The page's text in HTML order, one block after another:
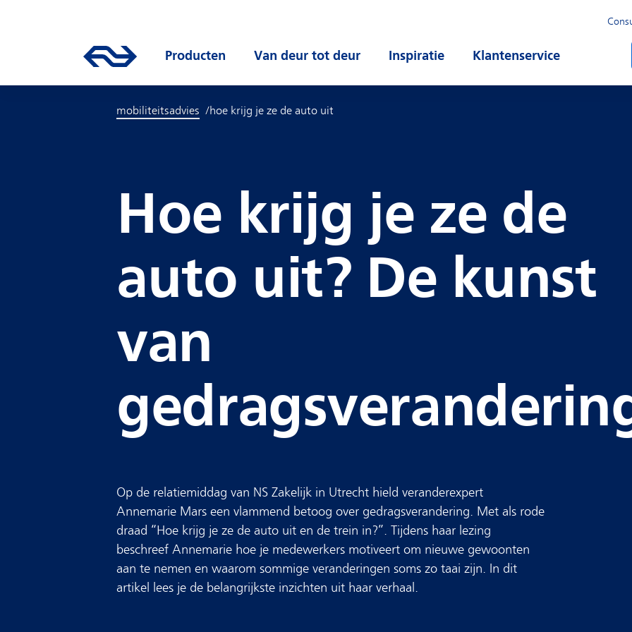
Ga naar de homepage van ns.nl
Producten Open submenu
Van deur tot deur Open submenu
Inspiratie Open submenu
Klantenservice
mobiliteitsadvies hoe krijg je ze de auto uit
Hoe krijg je ze de
auto uit? De kunst
van
Op de relatiemiddag van NS Zakelijk in Utrecht hield veranderexpert
Annemarie Mars een vlammend betoog over gedragsverandering. Met als rode
draad “Hoe krijg je ze de auto uit en de trein in?”. Tijdens haar lezing
beschreef Annemarie hoe je medewerkers motiveert om nieuwe gewoonten
aan te nemen en waarom sommige veranderingen soms zo taai zijn. In dit
artikel lees je de belangrijkste inzichten uit haar verhaal.